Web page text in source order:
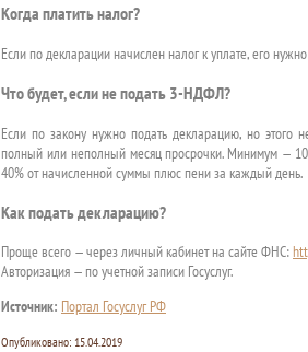
Когда платить налог?
Если по декларации начислен налог к уплате, его
Что будет, если не подать 3-НДФЛ?
Если по закону нужно подать декларацию, но
полный или неполный месяц просрочки. Минимум —
40% от начисленной суммы плюс пени за каждый день.
Как подать декларацию?
Проще всего — через личный кабинет на сайте ФНС:
Авторизация — по учетной записи Госуслуг.
Источник: Портал Госуслуг РФ
Опубликовано: 15.04.2019